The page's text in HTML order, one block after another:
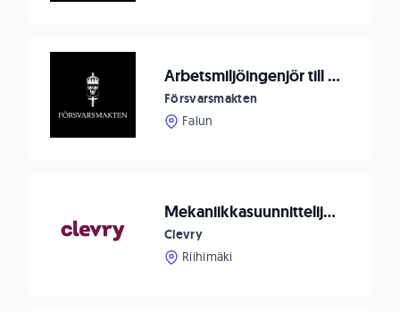
Arbetsmiljöingenjör till Försvarshälsan Falun
Försvarsmakten
Falun
Mekaniikkasuunnittelija, Comatec, Riihimäki
Clevry
Riihimäki